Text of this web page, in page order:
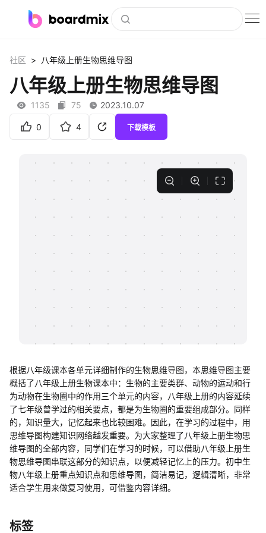
社区资源
下载
私有化部署
支持
帮助中心
知识分享社区
社区 > 八年级上册生物思维导图
八年级上册生物思维导图
1135 75 2023.10.07
0 4 下载模板
根据八年级课本各单元详细制作的生物思维导图，本思维导图主要
概括了八年级上册生物课本中：生物的主要类群、动物的运动和行
为动物在生物圈中的作用三个单元的内容，八年级上册的内容延续
了七年级曾学过的相关要点，都是为生物圈的重要组成部分。同样
的，知识量大，记忆起来也比较困难。因此，在学习的过程中，用
思维导图构建知识网络越发重要。为大家整理了八年级上册生物思
维导图的全部内容，同学们在学习的时候，可以借助八年级上册生
物思维导图串联这部分的知识点，以便减轻记忆上的压力。初中生
物八年级上册重点知识点和思维导图，简洁易记，逻辑清晰，非常
适合学生用来做复习使用，可借鉴内容详细。
标签